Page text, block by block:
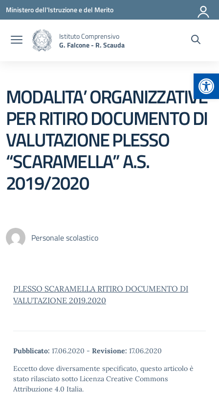
Vai ai contenuti
Vai al menu di navigazione
Vai al footer
Ministero dell'Istruzione e del Merito
Istituto Comprensivo
G. Falcone - R. Scauda
MODALITA’ ORGANIZZATIVE
PER RITIRO DOCUMENTO DI
VALUTAZIONE PLESSO
“SCARAMELLA” A.S.
2019/2020
Personale scolastico
PLESSO SCARAMELLA RITIRO DOCUMENTO DI
VALUTAZIONE 2019.2020
Pubblicato: 17.06.2020 - Revisione: 17.06.2020
Eccetto dove diversamente specificato, questo articolo è
stato rilasciato sotto Licenza Creative Commons
Attribuzione 4.0 Italia.